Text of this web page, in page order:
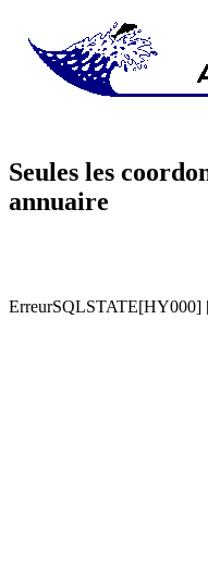
Seules les
annuaire
ErreurSQLSTATE[HY000]